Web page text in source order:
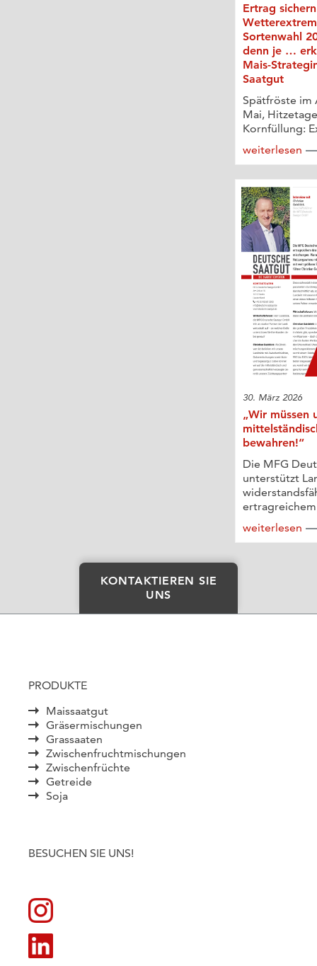
Ertrag
Sortenwahl
denn je …
Mais-
Saatgut
Spätfröste im
Mai,
Kornfüllung:
weiterlesen
30. März 2026
„Wir müssen
bewahren!“
Die MFG
unterstützt
weiterlesen
KONTAKTIEREN SIE
UNS
PRODUKTE
Maissaatgut
Gräsermischungen
Grassaaten
Zwischenfruchtmischungen
Zwischenfrüchte
Getreide
Soja
BESUCHEN SIE UNS!